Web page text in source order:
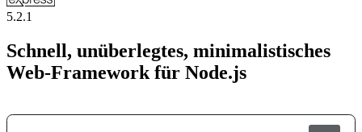
5.2.1
Schnell, unüberlegtes, minimalistisches
Web-Framework für Node.js